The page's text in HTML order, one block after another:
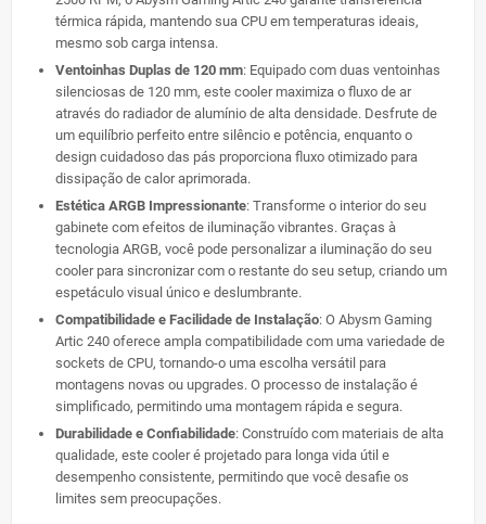
térmica rápida, mantendo sua CPU em temperaturas ideais,
mesmo sob carga intensa.
Ventoinhas Duplas de 120 mm: Equipado com duas ventoinhas
silenciosas de 120 mm, este cooler maximiza o fluxo de ar
através do radiador de alumínio de alta densidade. Desfrute de
um equilíbrio perfeito entre silêncio e potência, enquanto o
design cuidadoso das pás proporciona fluxo otimizado para
dissipação de calor aprimorada.
Estética ARGB Impressionante: Transforme o interior do seu
gabinete com efeitos de iluminação vibrantes. Graças à
tecnologia ARGB, você pode personalizar a iluminação do seu
cooler para sincronizar com o restante do seu setup, criando um
espetáculo visual único e deslumbrante.
Compatibilidade e Facilidade de Instalação: O Abysm Gaming
Artic 240 oferece ampla compatibilidade com uma variedade de
sockets de CPU, tornando-o uma escolha versátil para
montagens novas ou upgrades. O processo de instalação é
simplificado, permitindo uma montagem rápida e segura.
Durabilidade e Confiabilidade: Construído com materiais de alta
qualidade, este cooler é projetado para longa vida útil e
desempenho consistente, permitindo que você desafie os
limites sem preocupações.